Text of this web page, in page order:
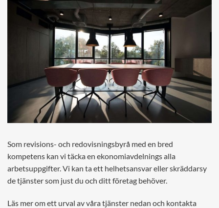
Som revisions- och redovisningsbyrå med en bred
kompetens kan vi täcka en ekonomiavdelnings alla
arbetsuppgifter. Vi kan ta ett helhetsansvar eller skräddarsy
de tjänster som just du och ditt företag behöver.
Läs mer om ett urval av våra tjänster nedan och kontakta